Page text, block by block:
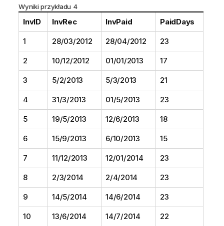
Wyniki przykładu 4
InvID InvRec InvPaid PaidDays
1 28/03/2012 28/04/2012 23
2 10/12/2012 01/01/2013 17
3 5/2/2013 5/3/2013 21
4 31/3/2013 01/5/2013 23
5 19/5/2013 12/6/2013 18
6 15/9/2013 6/10/2013 15
7 11/12/2013 12/01/2014 23
8 2/3/2014 2/4/2014 23
9 14/5/2014 14/6/2014 23
10 13/6/2014 14/7/2014 22